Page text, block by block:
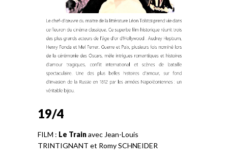
19/4
FILM : Le Trainavec Jean-Louis
TRINTIGNANT et Romy SCHNEIDER